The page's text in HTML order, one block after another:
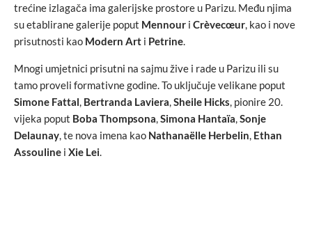
trećine izlagača ima galerijske prostore u Parizu. Među njima
su etablirane galerije poput Mennour i Crèvecœur, kao i nove
prisutnosti kao Modern Art i Petrine.
Mnogi umjetnici prisutni na sajmu žive i rade u Parizu ili su
tamo proveli formativne godine. To uključuje velikane poput
Simone Fattal, Bertranda Laviera,Sheile Hicks, pionire 20.
vijeka poput Boba Thompsona,Simona Hantaïa,Sonje
Delaunay, te nova imena kao Nathanaëlle Herbelin, Ethan
Assouline i Xie Lei.